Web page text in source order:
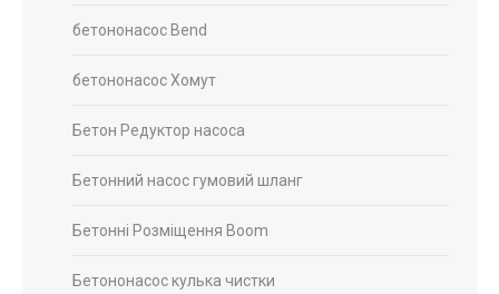
бетононасос Bend
бетононасос Хомут
Бетон Редуктор насоса
Бетонний насос гумовий шланг
Бетонні Розміщення Boom
Бетононасос кулька чистки